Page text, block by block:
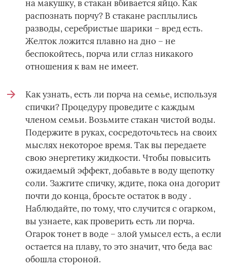
на макушку, в стакан вбивается яйцо. Как
распознать порчу? В стакане расплылись
разводы, серебристые шарики – вред есть.
Желток ложится плавно на дно – не
беспокойтесь, порча или сглаз никакого
отношения к вам не имеет.
Как узнать, есть ли порча на семье, используя
спички? Процедуру проведите с каждым
членом семьи. Возьмите стакан чистой воды.
Подержите в руках, сосредоточьтесь на своих
мыслях некоторое время. Так вы передаете
свою энергетику жидкости. Чтобы повысить
ожидаемый эффект, добавьте в воду щепотку
соли. Зажгите спичку, ждите, пока она догорит
почти до конца, бросьте остаток в воду .
Наблюдайте, по тому, что случится с огарком,
вы узнаете, как проверить есть ли порча.
Огарок тонет в воде – злой умысел есть, а если
остается на плаву, то это значит, что беда вас
обошла стороной.